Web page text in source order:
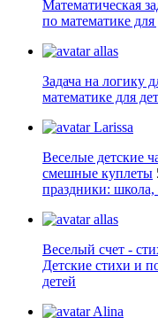
Математическая
по математике для
allas
Задача на логику
математике для
Larissa
Веселые детские
смешные куплеты
праздники:
allas
Веселый счет -
Детские стихи и
детей
Alina